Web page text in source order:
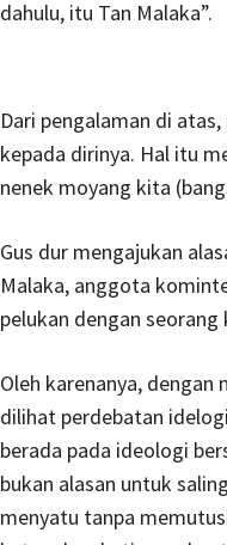
dahulu, itu Tan Malaka”.
Dari pengalaman di
kepada dirinya. Hal itu
nenek moyang kita
Gus dur mengajukan
Malaka, anggota
pelukan dengan seorang
Oleh karenanya,
dilihat perdebatan
berada pada ideologi
bukan alasan untuk
menyatu tanpa